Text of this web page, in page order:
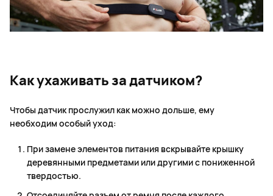
Как ухаживать за датчиком?
Чтобы датчик прослужил как можно дольше, ему
необходим особый уход:
При замене элементов питания вскрывайте крышку
деревянными предметами или другими с пониженной
твердостью.